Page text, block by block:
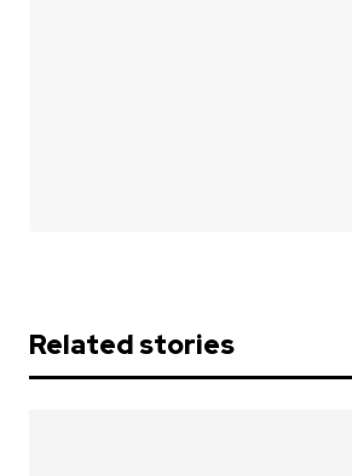
Related stories